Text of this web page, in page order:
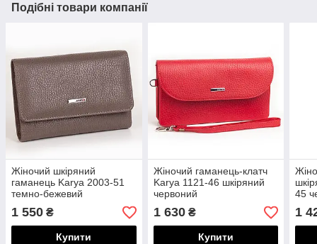
Подібні товари компанії
Жіночий шкіряний
гаманець Karya 2003-51
темно-бежевий
1 550 ₴
Купити
Жіночий гаманець-клатч
Karya 1121-46 шкіряний
червоний
1 630₴
Купити
45
1